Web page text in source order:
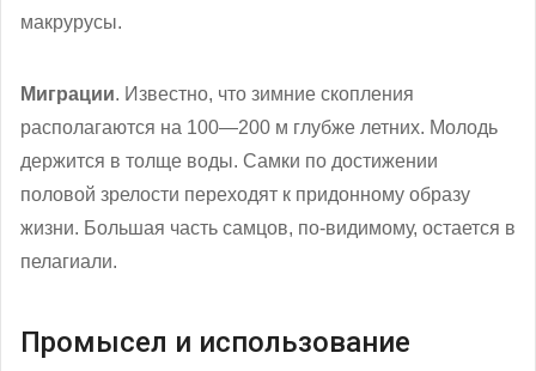
макрурусы.
Миграции. Известно, что зимние скопления
располагаются на 100—200 м глубже летних. Молодь
держится в толще воды. Самки по достижении
половой зрелости переходят к придонному образу
жизни. Большая часть самцов, по-видимому, остается в
пелагиали.
Промысел и использование